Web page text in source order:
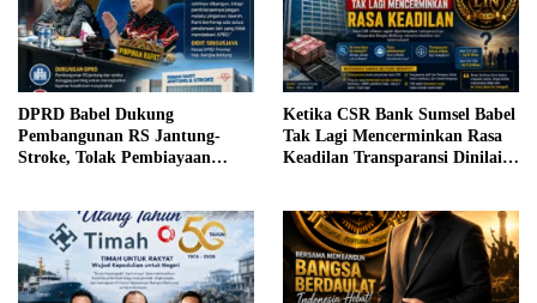
DPRD Babel Dukung
Pembangunan RS Jantung-
Stroke, Tolak Pembiayaan
Ketika CSR Bank Sumsel Babel
Tak Lagi Mencerminkan Rasa
Keadilan Transparansi Dinilai